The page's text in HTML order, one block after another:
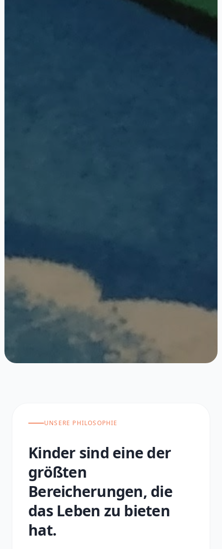
UNSERE PHILOSOPHIE
Kinder sind eine der
größten
Bereicherungen, die
das Leben zu bieten
hat.